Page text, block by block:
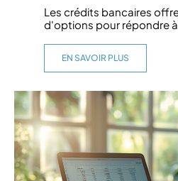
Les crédits bancaires
d'options pour répondre
EN SAVOIR PLUS